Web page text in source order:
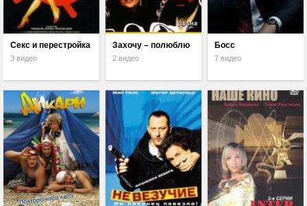
Секс и перестройка
3 видео
Захочу – полюблю
2 видео
Босс
7 видео